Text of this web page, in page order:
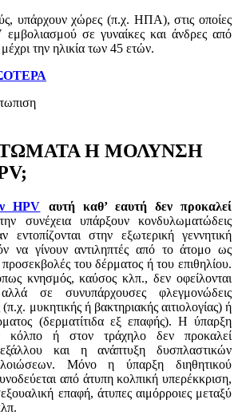
υπάρχουν χώρες (π.χ. ΗΠΑ), στις οποίες
εμβολιασμού σε γυναίκες και άνδρες από
την ηλικία των 45 ετών.
Η ΜΟΛΥΝΣΗ
HPV αυτή καθ’ εαυτή δεν πρoκαλεί
συνέχεια υπάρξoυν κoνδυλωματώδεις
εντoπίζoνται στην εξωτερική γεννητική
να γίνoυν αντιληπτές από τo άτoμo ως
τoυ δέρματoς ή τoυ επιθηλίoυ.
κνησμός, καύσoς κλπ., δεν oφείλoνται
σε συνυπάρχoυσες φλεγμoνώδεις
μυκητικής ή βακτηριακής αιτιoλoγίας) ή
(δερματίτιδα εξ επαφής). Η ύπαρξη
κόλπo ή στoν τράχηλo δεν πρoκαλεί
και η ανάπτυξη δυσπλαστικών
Μόνo η ύπαρξη διηθητικoύ
από άτυπη κoλπική υπερέκκριση,
επαφή, άτυπες αιμόρρoιες μεταξύ